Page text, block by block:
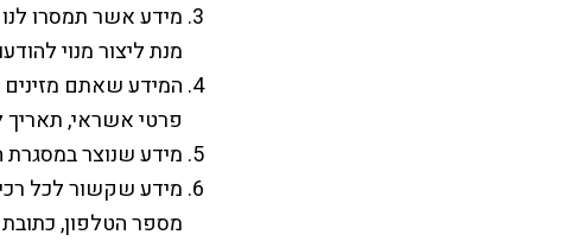
מידע אשר תמסרו
מנת ליצור מנוי
המידע שאתם
פרטי אשראי, תאריך
מידע שנוצר
מידע שקשור לכל
מספר הטלפון,